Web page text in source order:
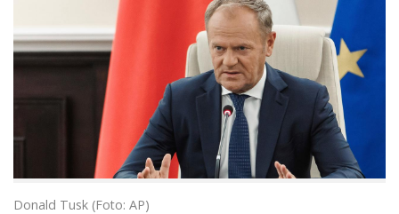
Donald Tusk (Foto: AP)